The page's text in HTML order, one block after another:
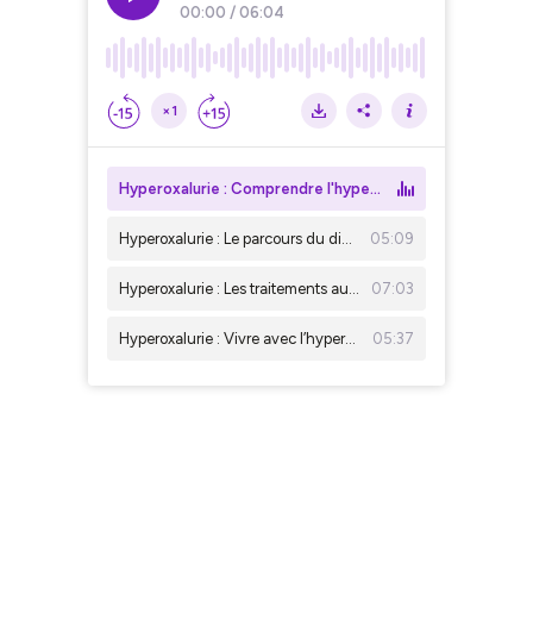
00:00 / 06:04
×1
Hyperoxalurie : Comprendre l'hyperoxalurie – Une maladie rare mais grave
Hyperoxalurie : Le parcours du diagnostic – De la suspicion à la confirmation 05:09
Hyperoxalurie : Les traitements aujourd’hui – De l’hydratation aux thérapies innovantes 07:03
Hyperoxalurie : Vivre avec l’hyperoxalurie – Suivi, qualité de vie et soutien 05:37